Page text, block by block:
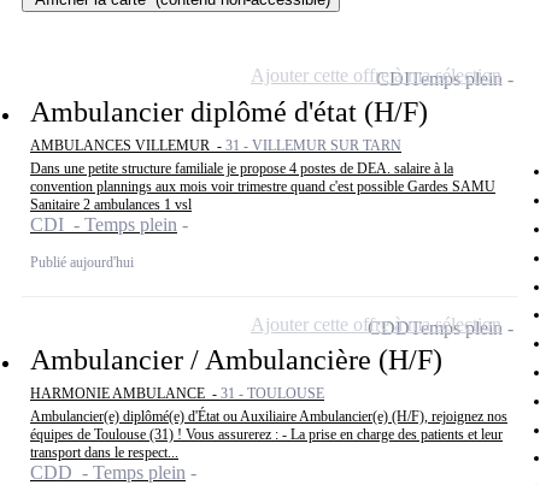
Ambulancier diplômé d'état (H/F)
AMBULANCES VILLEMUR - 31 - VILLEMUR SUR TARN
Dans une petite structure familiale je propose 4 postes de DEA. salaire à la
convention plannings aux mois voir trimestre quand c'est possible Gardes SAMU
Sanitaire 2 ambulances 1 vsl
CDI - Temps plein
Publié aujourd'hui
CDITemps plein
Ajouter cette offre à ma sélection
Ambulancier / Ambulancière (H/F)
HARMONIE AMBULANCE - 31 - TOULOUSE
Ambulancier(e) diplômé(e) d'État ou Auxiliaire Ambulancier(e) (H/F), rejoignez nos
équipes de Toulouse (31) ! Vous assurerez : - La prise en charge des patients et leur
transport dans le respect...
CDD - Temps plein
CDDTemps plein
Ajouter cette offre à ma sélection